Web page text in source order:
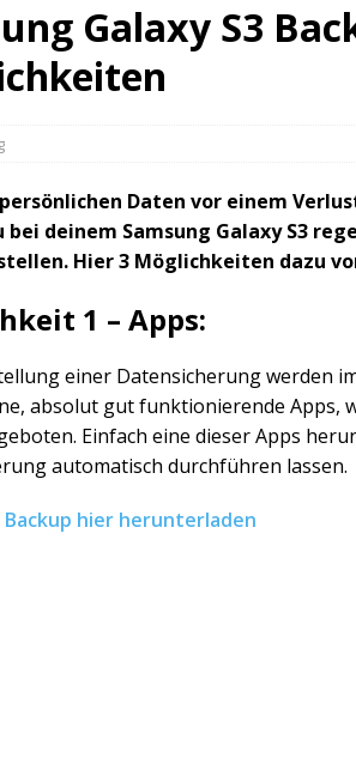
Galaxy S3
Daten vor einem
deinem Samsung Galaxy S3
Hier 3 Möglichkeiten dazu
1 – Apps:
einer Datensicherung werden
absolut gut funktionierende Apps,
Einfach eine dieser Apps
automatisch durchführen lassen.
hier herunterladen